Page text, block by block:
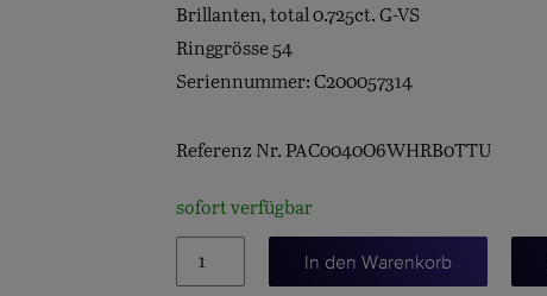
Brillanten, total 0.725ct. G-VS
Ringgrösse 54
Seriennummer: C200057314
Referenz Nr. PAC0040O6WHRB0TTU
sofort verfügbar
Classic,
In den Warenkorb